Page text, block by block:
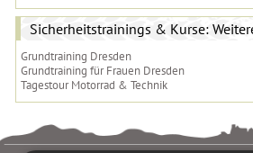
Sicherheitstrainings & Kurse:
Grundtraining Dresden
Grundtraining für Frauen Dresden
Tagestour Motorrad & Technik